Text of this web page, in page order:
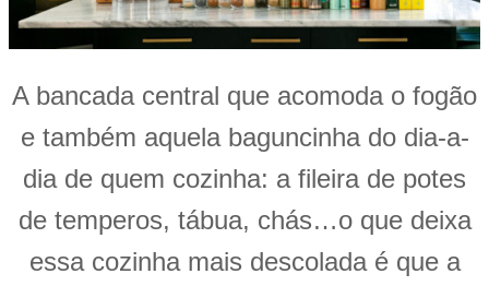
A bancada central que acomoda o fogão
e também aquela baguncinha do dia-a-
dia de quem cozinha: a fileira de potes
de temperos, tábua, chás…o que deixa
essa cozinha mais descolada é que a